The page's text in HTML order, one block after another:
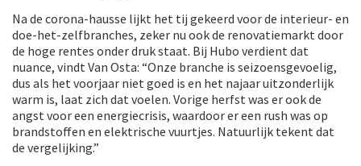
Na de corona-hausse lijkt het tij gekeerd voor de interieur- en
doe-het-zelfbranches, zeker nu ook de renovatiemarkt door
de hoge rentes onder druk staat. Bij Hubo verdient dat
nuance, vindt Van Osta: “Onze branche is seizoensgevoelig,
dus als het voorjaar niet goed is en het najaar uitzonderlijk
warm is, laat zich dat voelen. Vorige herfst was er ook de
angst voor een energiecrisis, waardoor er een rush was op
brandstoffen en elektrische vuurtjes. Natuurlijk tekent dat
de vergelijking.”